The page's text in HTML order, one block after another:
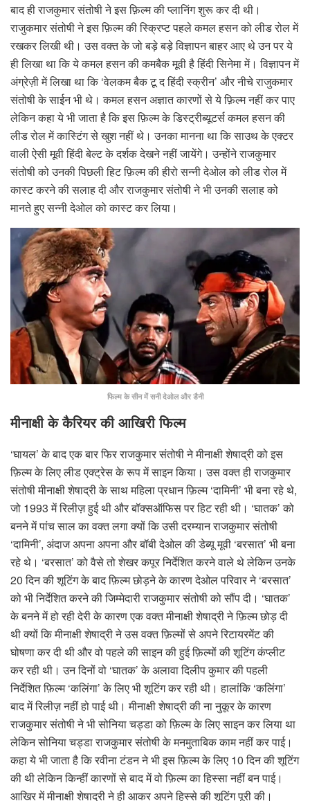
बाद ही राजकुमार संतोषी ने इस फ़िल्म की प्लानिंग शुरू कर दी थी।
राजुकमार संतोषी ने इस फ़िल्म की स्क्रिप्ट पहले कमल हसन को लीड रोल में
रखकर लिखी थी। उस वक्त के जो बड़े बड़े विज्ञापन बाहर आए थे उन पर ये
ही लिखा था कि ये कमल हसन की कमबैक मूवी है हिंदी सिनेमा में। विज्ञापन में
अंग्रेज़ी में लिखा था कि ‘वेलकम बैक टू द हिंदी स्क्रीन’ और नीचे राजुकमार
संतोषी के साईन भी थे। कमल हसन अज्ञात कारणों से ये फ़िल्म नहीं कर पाए
लेकिन कहा ये भी जाता है कि इस फ़िल्म के डिस्ट्रीब्यूटर्स कमल हसन की
लीड रोल में कास्टिंग से खुश नहीं थे। उनका मानना था कि साउथ के एक्टर
वाली ऐसी मूवी हिंदी बेल्ट के दर्शक देखने नहीं जायेंगे। उन्होंने राजकुमार
संतोषी को उनकी पिछली हिट फ़िल्म की हीरो सन्नी देओल को लीड रोल में
कास्ट करने की सलाह दी और राजकुमार संतोषी ने भी उनकी सलाह को
मानते हुए सन्नी देओल को कास्ट कर लिया।
फिल्म के सीन में सनी देओल और डैनी
मीनाक्षी के कैरियर की आखिरी फिल्म
‘घायल’ के बाद एक बार फिर राजकुमार संतोषी ने मीनाक्षी शेषाद्री को इस
फ़िल्म के लिए लीड एक्ट्रेस के रूप में साइन किया। उस वक्त ही राजकुमार
संतोषी मीनाक्षी शेषाद्री के साथ महिला प्रधान फ़िल्म ‘दामिनी’ भी बना रहे थे,
जो 1993 में रिलीज़ हुई थी और बॉक्सऑफिस पर हिट रही थी। ‘घातक’ को
बनने में पांच साल का वक्त लगा क्यों कि उसी दरम्यान राजकुमार संतोषी
‘दामिनी’, अंदाज अपना अपना और बॉबी देओल की डेब्यू मूवी ‘बरसात’ भी बना
रहे थे। ‘बरसात’ को वैसे तो शेखर कपूर निर्देशित करने वाले थे लेकिन उनके
20 दिन की शूटिंग के बाद फ़िल्म छोड़ने के कारण देओल परिवार ने ‘बरसात’
को भी निर्देशित करने की जिम्मेदारी राजकुमार संतोषी को सौंप दी। ‘घातक’
के बनने में हो रही देरी के कारण एक वक्त मीनाक्षी शेषाद्री ने फ़िल्म छोड़ दी
थी क्यों कि मीनाक्षी शेषाद्री ने उस वक्त फ़िल्मों से अपने रिटायरमेंट की
घोषणा कर दी थी और वो पहले की साइन की हुई फ़िल्मों की शूटिंग कंप्लीट
कर रही थी। उन दिनों वो ‘घातक’ के अलावा दिलीप कुमार की पहली
निर्देशित फ़िल्म ‘कलिंगा’ के लिए भी शूटिंग कर रही थी। हालांकि ‘कलिंगा’
बाद में रिलीज़ नहीं हो पाई थी। मीनाक्षी शेषाद्री की ना नुकूर के कारण
राजकुमार संतोषी ने भी सोनिया चड्डा को फ़िल्म के लिए साइन कर लिया था
लेकिन सोनिया चड्डा राजकुमार संतोषी के मनमुताबिक काम नहीं कर पाई।
कहा ये भी जाता है कि रवीना टंडन ने भी इस फ़िल्म के लिए 10 दिन की शूटिंग
की थी लेकिन किन्हीं कारणों से बाद में वो फ़िल्म का हिस्सा नहीं बन पाई।
आखिर में मीनाक्षी शेषाद्री ने ही आकर अपने हिस्से की शूटिंग पूरी की।